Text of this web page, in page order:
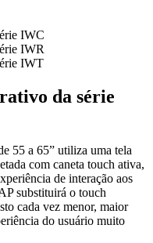
da série
55 a 65” utiliza uma tela
com caneta touch ativa,
de interação aos
substituirá o touch
cada vez menor, maior
do usuário muito